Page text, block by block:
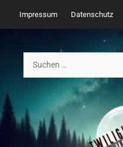
Inhalt
springen
Impressum Datenschutz
nach: